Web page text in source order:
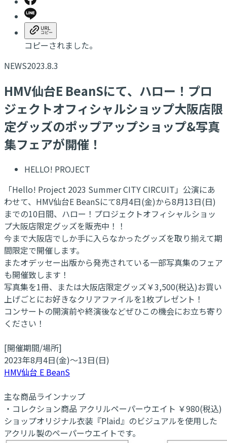
コピーされました。
NEWS2023.8.3
HMV仙台E BeanSにて、ハロー！プロ
ジェクトオフィシャルショップ大阪店限
定グッズのポップアップショップ&写真
集フェアが開催！
HELLO! PROJECT
「Hello! Project 2023 Summer CITY CIRCUIT」公演にあ
わせて、HMV仙台E BeanSにて8月4日(金)から8月13日(日)
までの10日間、ハロー！プロジェクトオフィシャルショッ
プ大阪店限定グッズを販売中！！
今まで大阪店でしか手に入らなかったグッズを取り揃えて期
間限定で開催します。
またオデッセー出版から発売されている一部写真集のフェア
も開催致します！
写真集を1冊、または大阪店限定グッズ￥3,500(税込)お買い
上げごとにお好きなクリアファイルを1枚プレゼント！
コンサートの開演前や終演後などぜひこの機会にお立ち寄り
ください！
[開催期間/場所]
2023年8月4日(金)～13日(日)
HMV仙台 E BeanS
主な商品ラインナップ
・コレクション商品 アクリルペーパーウエイト ￥980(税込)
ショップオリジナル衣装『Plaid』のビジュアルを使用した
アクリル製のペーパーウエイトです。